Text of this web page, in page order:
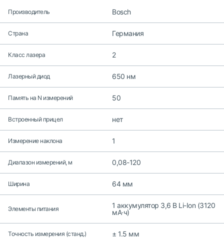
Производитель Bosch
Страна Германия
Класс лазера 2
Лазерный диод 650 нм
Память на N измерений 50
Встроенный прицел нет
Измерение наклона 1
Диапазон измерений, м 0,08-120
Ширина 64 мм
Элементы питания
1 аккумулятор 3,6 В Li-Ion (3120
мА·ч)
Точность измерения (станд.) ± 1.5 мм